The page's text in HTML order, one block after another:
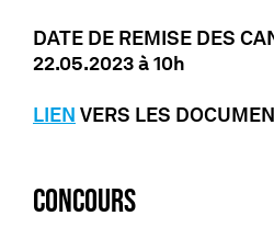
DATE DE REMISE DES
22.05.2023 à 10h
LIEN VERS LES
CONCOURS